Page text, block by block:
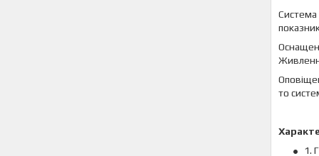
Система
то
1.